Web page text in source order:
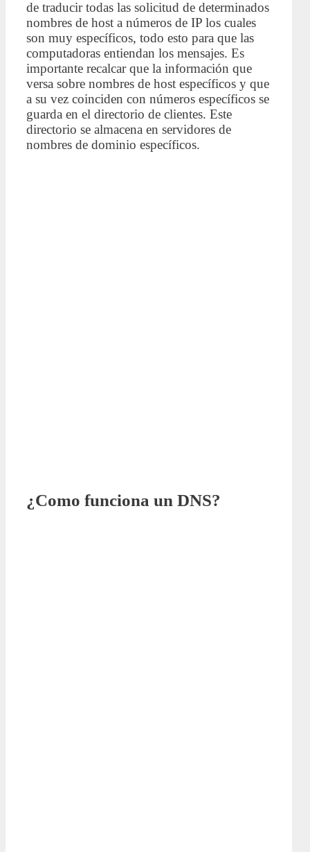
de traducir todas las solicitud de determinados
nombres de host a números de IP los cuales
son muy específicos, todo esto para que las
computadoras entiendan los mensajes. Es
importante recalcar que la información que
versa sobre nombres de host específicos y que
a su vez coinciden con números específicos se
guarda en el directorio de clientes. Este
directorio se almacena en servidores de
nombres de dominio específicos.
¿Como funciona un DNS?